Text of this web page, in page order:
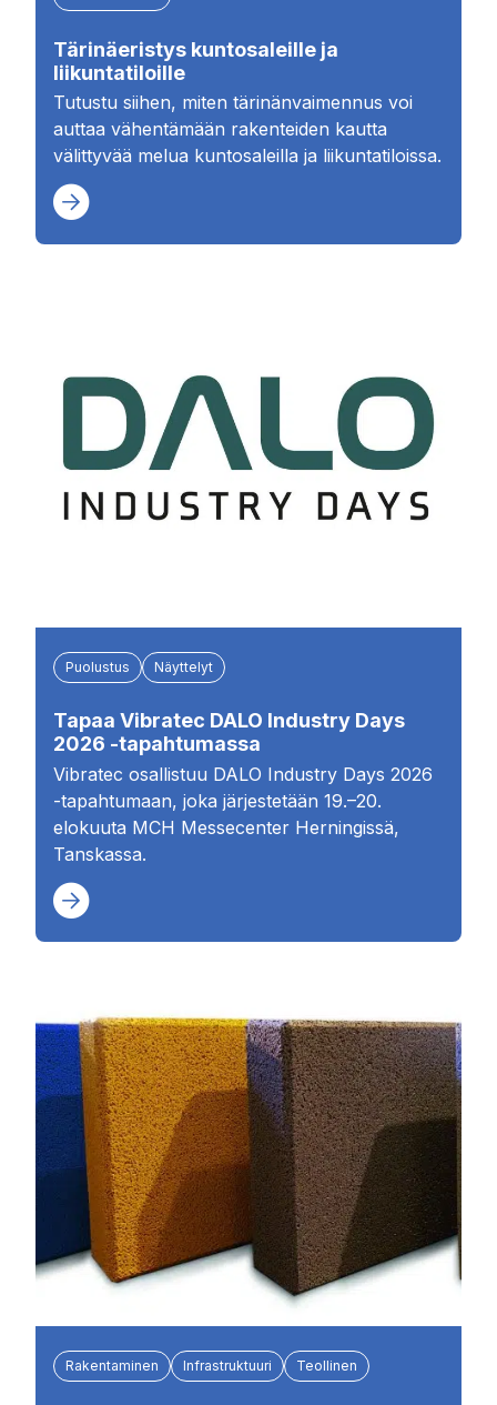
Tärinäeristys kuntosaleille ja
liikuntatiloille
Tutustu siihen, miten tärinänvaimennus voi
auttaa vähentämään rakenteiden kautta
välittyvää melua kuntosaleilla ja liikuntatiloissa.
Puolustus Näyttelyt
Tapaa Vibratec DALO Industry Days
2026 -tapahtumassa
Vibratec osallistuu DALO Industry Days 2026
-tapahtumaan, joka järjestetään 19.–20.
elokuuta MCH Messecenter Herningissä,
Tanskassa.
Rakentaminen Infrastruktuuri Teollinen